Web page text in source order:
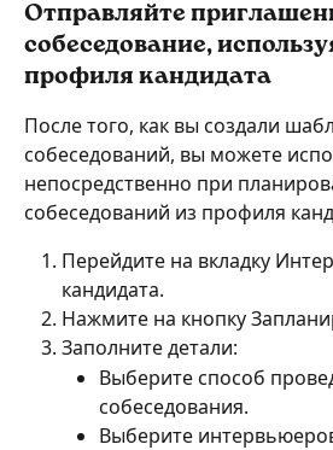
Отправляйте
собеседование,
профиля кандидата
После того, как вы создали
собеседований, вы можете
непосредственно при
собеседований из профиля
Перейдите на вкладку
кандидата.
Нажмите на кнопку
Заполните детали:
Выберите способ
собеседования.
Выберите